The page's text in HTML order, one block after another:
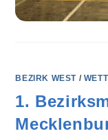
BEZIRK WEST /
1.